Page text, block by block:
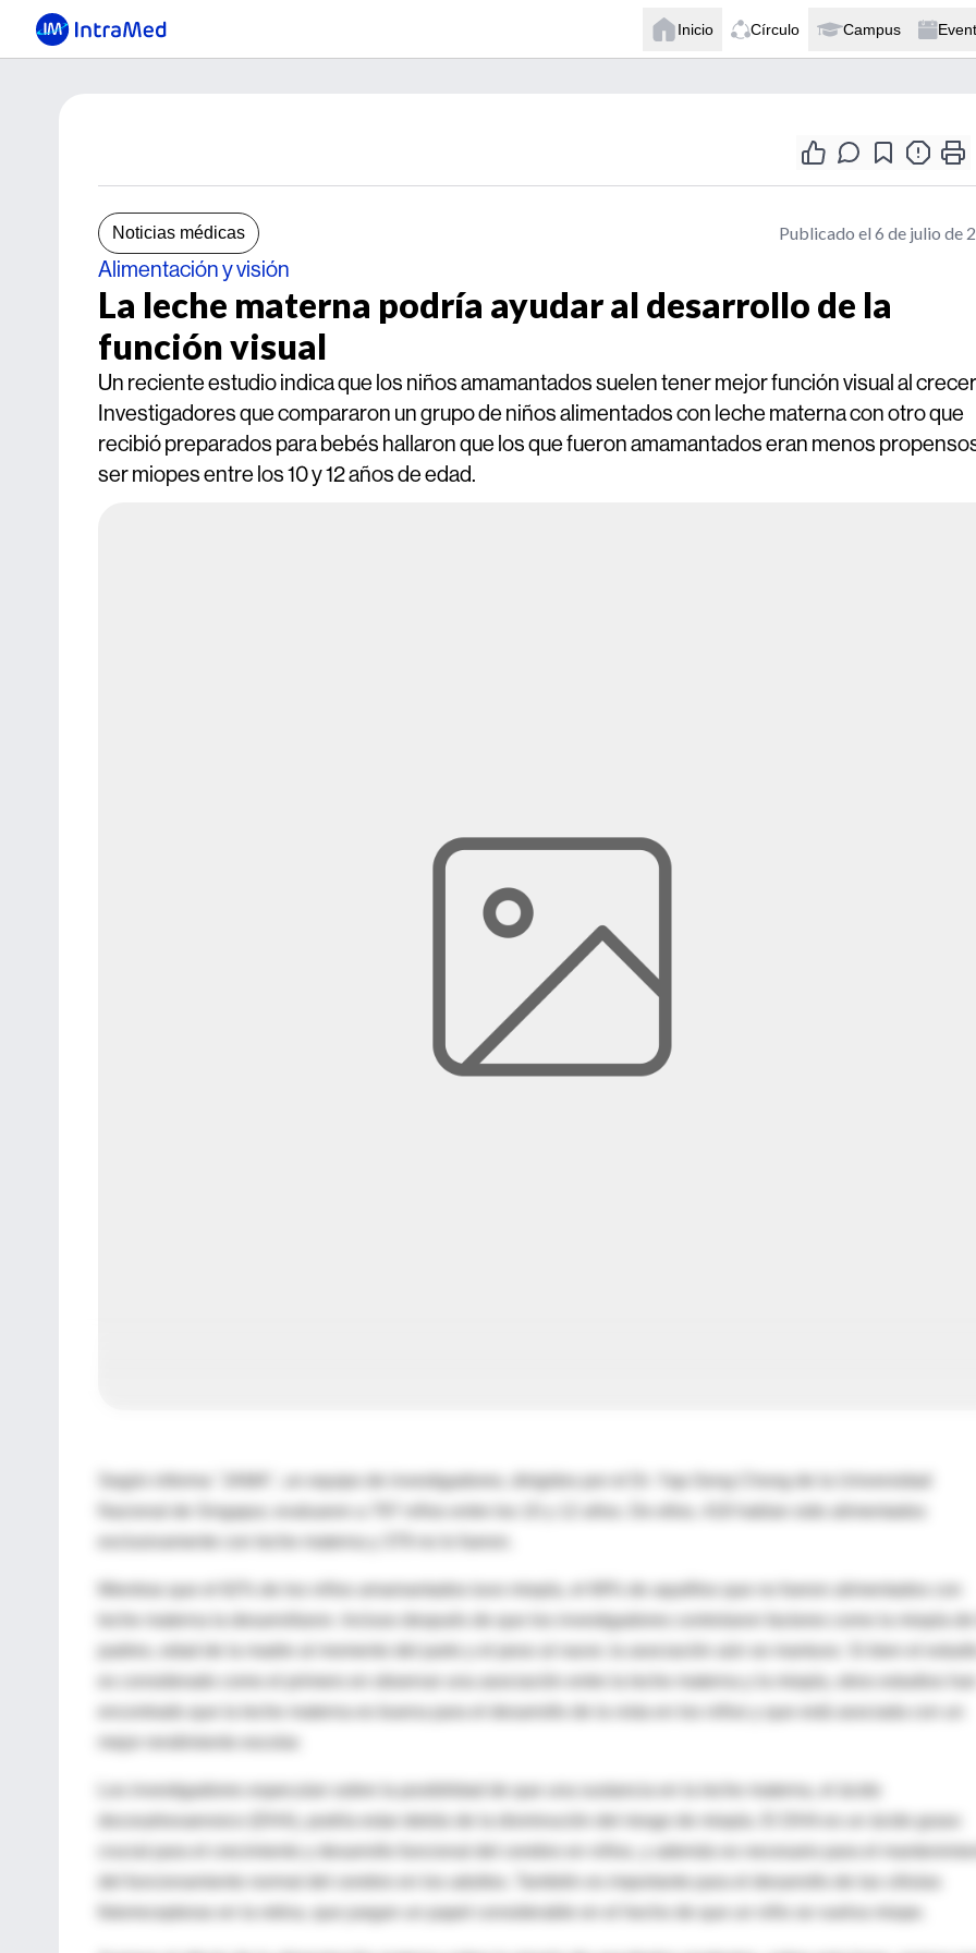
Inicio Círculo Campus
Noticias médicas Publicado el 6 de julio de
Alimentación y visión
La leche materna podría ayudar al desarrollo de la
función visual
Un reciente estudio indica que los niños amamantados suelen tener mejor función visual al
Investigadores que compararon un grupo de niños alimentados con leche materna con otro que
recibió preparados para bebés hallaron que los que fueron amamantados eran menos
ser miopes entre los 10 y 12 años de edad.
Según informa "JAMA", un equipo de investigadores, dirigidos por el Dr. Yap-Seng Chong de la Universidad
Nacional de Singapur, evaluaron a 797 niños entre los 10 y 12 años. De ellos, 418 habían sido alimentados
Mientras que el 62% de los niños amamantados tuvo miopía, el 69% de aquéllos que no fueron alimentados con
leche materna la desarrollaron. Incluso después de que los investigadores controlaron factores como la miopía de
Los investigadores especulan sobre la posibilidad de que una sustancia en la leche materna, el ácido
docosahexaenoico (DHA), podría estar detrás de la disminución del riesgo de miopía. El DHA es un ácido graso
del funcionamiento normal del cerebro en los adultos. También es importante para el desarrollo de las células
fotorreceptoras en la retina, que juegan un papel considerable en el hecho de que un niño se vuelva miope.